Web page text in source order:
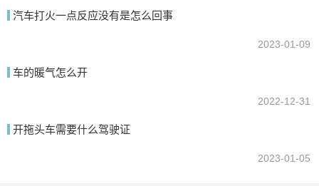
汽车打火一点反应没有是怎么回事
2023-01-09
车的暖气怎么开
2022-12-31
开拖头车需要什么驾驶证
2023-01-05